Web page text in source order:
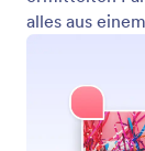
Layout,
dass Sie